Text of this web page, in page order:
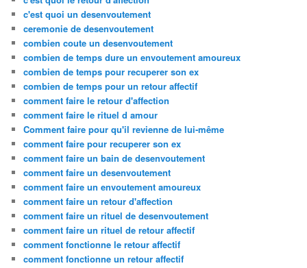
c'est quoi un desenvoutement
ceremonie de desenvoutement
combien coute un desenvoutement
combien de temps dure un envoutement amoureux
combien de temps pour recuperer son ex
combien de temps pour un retour affectif
comment faire le retour d'affection
comment faire le rituel d amour
Comment faire pour qu'il revienne de lui-même
comment faire pour recuperer son ex
comment faire un bain de desenvoutement
comment faire un desenvoutement
comment faire un envoutement amoureux
comment faire un retour d'affection
comment faire un rituel de desenvoutement
comment faire un rituel de retour affectif
comment fonctionne le retour affectif
comment fonctionne un retour affectif